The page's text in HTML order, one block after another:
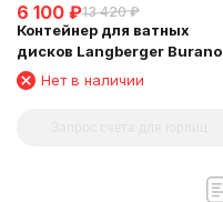
6 100 ₽13 420 ₽
Контейнер для ватных
дисков Langberger Burano
11028AНет в наличии